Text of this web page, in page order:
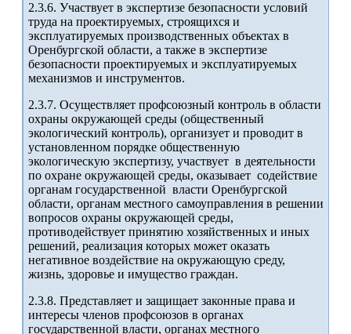
2.3.6. Участвует в экспертизе безопасности условий
труда на проектируемых, строящихся и
эксплуатируемых производственных объектах в
Оренбургской области, а также в экспертизе
безопасности проектируемых и эксплуатируемых
механизмов и инструментов.
2.3.7. Осуществляет профсоюзный контроль в области
охраны окружающей среды (общественный
экологический контроль), организует и проводит в
установленном порядке общественную
экологическую экспертизу, участвует в деятельности
по охране окружающей среды, оказывает содействие
органам государственной власти Оренбургской
области, органам местного самоуправления в решении
вопросов охраны окружающей среды,
противодействует принятию хозяйственных и иных
решений, реализация которых может оказать
негативное воздействие на окружающую среду,
жизнь, здоровье и имущество граждан.
2.3.8. Представляет и защищает законные права и
интересы членов профсоюзов в органах
государственной власти, органах местного